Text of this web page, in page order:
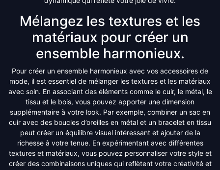
Mélangez les textures et les
matériaux pour créer un
ensemble harmonieux.
Pour créer un ensemble harmonieux avec vos accessoires de
mode, il est essentiel de mélanger les textures et les matériaux
avec soin. En associant des éléments comme le cuir, le métal, le
tissu et le bois, vous pouvez apporter une dimension
supplémentaire à votre look. Par exemple, combiner un sac en
cuir avec des boucles d’oreilles en métal et un bracelet en tissu
peut créer un équilibre visuel intéressant et ajouter de la
richesse à votre tenue. En expérimentant avec différentes
textures et matériaux, vous pouvez personnaliser votre style et
créer des combinaisons uniques qui reflètent votre créativité et